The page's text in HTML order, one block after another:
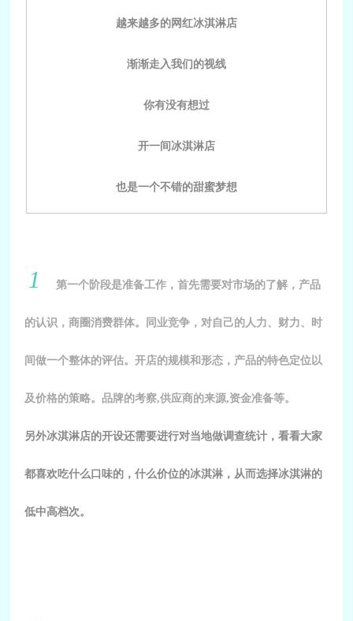
越来越多的网红冰淇淋店
渐渐走入我们的视线
你有没有想过
开一间冰淇淋店
也是一个不错的甜蜜梦想
1 第一个阶段是准备工作，首先需要对市场的了解，产品
的认识，商圈消费群体。 同业竞争，对自己的人力、财力、时
间做一个整体的评估。开店的规模和形态，产品的特色定位以
及价格的策略。品牌的考察,供应商的来源,资金准备等。
另外冰淇淋店的开设还需要进行对当地做调查统计，看看大家
都喜欢吃什么口味的，什么价位的冰淇淋，从而选择冰淇淋的
低中高档次。